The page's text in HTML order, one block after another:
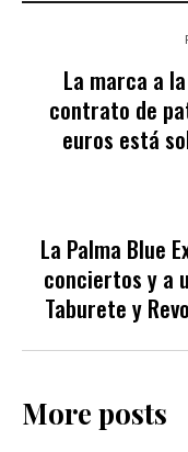
La marca a
contrato de
euros está
La Palma Blue
conciertos y a
Taburete y
More posts